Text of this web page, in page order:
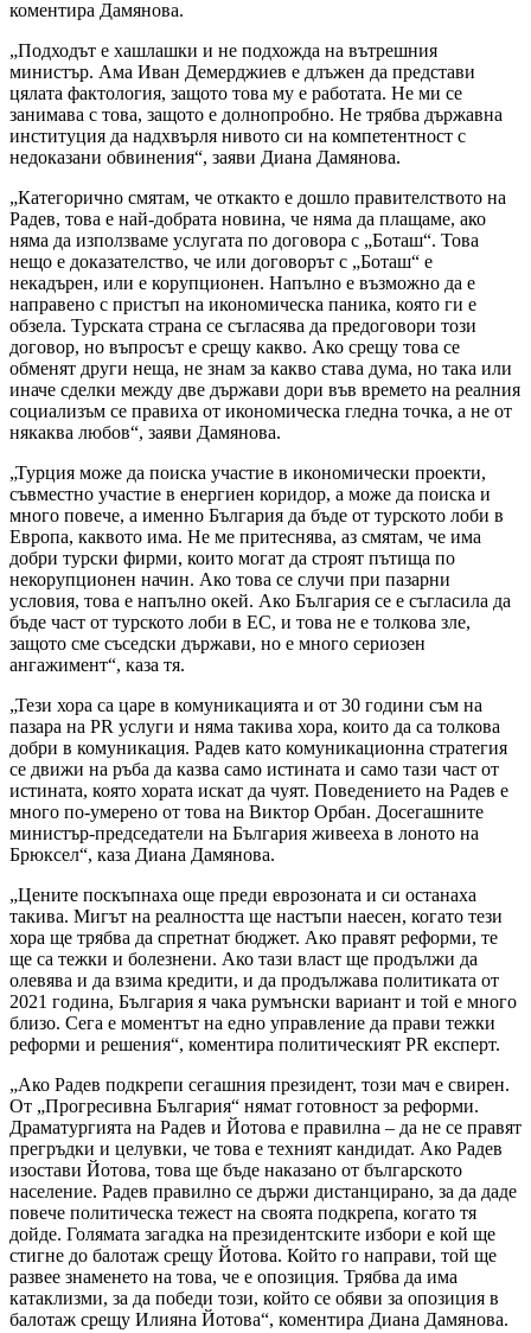
коментира Дамянова.
„Подходът е хашлашки и не подхожда на вътрешния
министър. Ама Иван Демерджиев е длъжен да представи
цялата фактология, защото това му е работата. Не ми се
занимава с това, защото е долнопробно. Не трябва държавна
институция да надхвърля нивото си на компетентност с
недоказани обвинения“, заяви Диана Дамянова.
„Категорично смятам, че откакто е дошло правителството на
Радев, това е най-добрата новина, че няма да плащаме, ако
няма да използваме услугата по договора с „Боташ“. Това
нещо е доказателство, че или договорът с „Боташ“ е
некадърен, или е корупционен. Напълно е възможно да е
направено с пристъп на икономическа паника, която ги е
обзела. Турската страна се съгласява да предоговори този
договор, но въпросът е срещу какво. Ако срещу това се
обменят други неща, не знам за какво става дума, но така или
иначе сделки между две държави дори във времето на реалния
социализъм се правиха от икономическа гледна точка, а не от
някаква любов“, заяви Дамянова.
„Турция може да поиска участие в икономически проекти,
съвместно участие в енергиен коридор, а може да поиска и
много повече, а именно България да бъде от турското лоби в
Европа, каквото има. Не ме притеснява, аз смятам, че има
добри турски фирми, които могат да строят пътища по
некорупционен начин. Ако това се случи при пазарни
условия, това е напълно окей. Ако България се е съгласила да
бъде част от турското лоби в ЕС, и това не е толкова зле,
защото сме съседски държави, но е много сериозен
ангажимент“, каза тя.
„Тези хора са царе в комуникацията и от 30 години съм на
пазара на PR услуги и няма такива хора, които да са толкова
добри в комуникация. Радев като комуникационна стратегия
се движи на ръба да казва само истината и само тази част от
истината, която хората искат да чуят. Поведението на Радев е
много по-умерено от това на Виктор Орбан. Досегашните
министър-председатели на България живееха в лоното на
Брюксел“, каза Диана Дамянова.
„Цените поскъпнаха още преди еврозоната и си останаха
такива. Мигът на реалността ще настъпи наесен, когато тези
хора ще трябва да спретнат бюджет. Ако правят реформи, те
ще са тежки и болезнени. Ако тази власт ще продължи да
олевява и да взима кредити, и да продължава политиката от
2021 година, България я чака румънски вариант и той е много
близо. Сега е моментът на едно управление да прави тежки
реформи и решения“, коментира политическият PR експерт.
„Ако Радев подкрепи сегашния президент, този мач е свирен.
От „Прогресивна България“ нямат готовност за реформи.
Драматургията на Радев и Йотова е правилна – да не се правят
прегръдки и целувки, че това е техният кандидат. Ако Радев
изостави Йотова, това ще бъде наказано от българското
население. Радев правилно се държи дистанцирано, за да даде
повече политическа тежест на своята подкрепа, когато тя
дойде. Голямата загадка на президентските избори е кой ще
стигне до балотаж срещу Йотова. Който го направи, той ще
развее знаменето на това, че е опозиция. Трябва да има
катаклизми, за да победи този, който се обяви за опозиция в
балотаж срещу Илияна Йотова“, коментира Диана Дамянова.